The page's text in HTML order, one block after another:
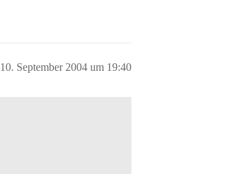
10. September 2004 um 19:40